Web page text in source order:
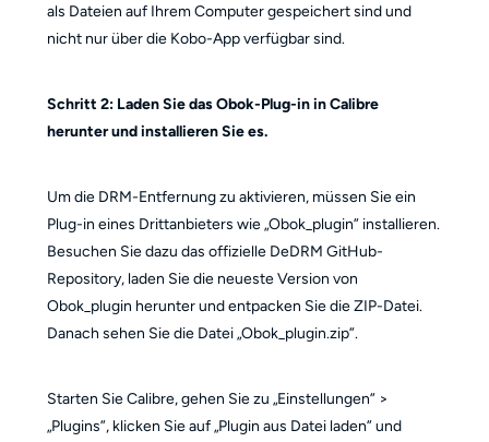
als Dateien auf Ihrem Computer gespeichert sind und
nicht nur über die Kobo-App verfügbar sind.
Schritt 2: Laden Sie das Obok-Plug-in in Calibre
herunter und installieren Sie es.
Um die DRM-Entfernung zu aktivieren, müssen Sie ein
Plug-in eines Drittanbieters wie „Obok_plugin” installieren.
Besuchen Sie dazu das offizielle DeDRM GitHub-
Repository, laden Sie die neueste Version von
Obok_plugin herunter und entpacken Sie die ZIP-Datei.
Danach sehen Sie die Datei „Obok_plugin.zip”.
Starten Sie Calibre, gehen Sie zu „Einstellungen” >
„Plugins”, klicken Sie auf „Plugin aus Datei laden” und